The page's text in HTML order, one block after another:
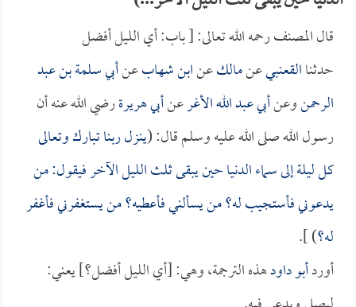
قال المصنف رحمه الله تعالى: [ باب: أي الليل أفضل
حدثناالقعنبيعنمالكعنابن شهابعنأبي سلمة بن عبد
الرحمنوعنأبي عبد الله الأغرعنأبي هريرةرضي الله عنه أن
رسول الله صلى الله عليه وسلم قال: (ينزل ربنا تبارك وتعالى
كل ليلة إلى سماء الدنيا حين يبقى ثلث الليل الآخر فيقول: من
يدعوني فأستجيب له؟ من يسألني فأعطيه؟ من يستغفرني فأغفر
له؟) ].
أوردأبو داودهذه الترجمة، وهي: [أي الليل أفضل؟] يعني: